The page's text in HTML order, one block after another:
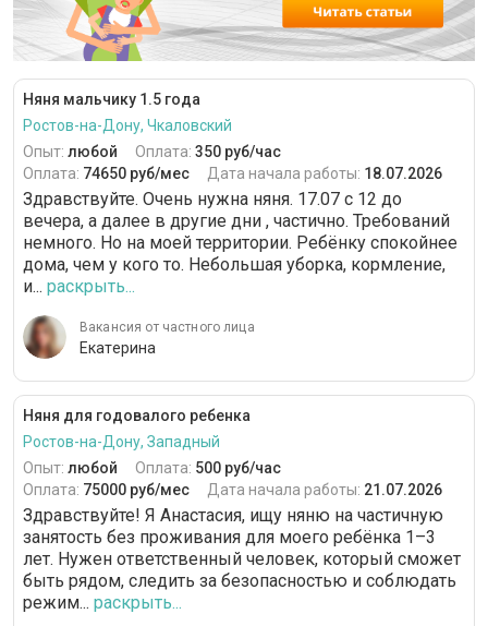
Няня мальчику 1.5 года
Ростов-на-Дону, Чкаловский
Опыт: любой Оплата: 350 руб/час
Оплата: 74650 руб/мес Дата начала работы: 18.07.2026
Здравствуйте. Очень нужна няня. 17.07 с 12 до
вечера, а далее в другие дни , частично. Требований
немного. Но на моей территории. Ребёнку спокойнее
дома, чем у кого то. Небольшая уборка, кормление,
и... раскрыть...
Вакансия от частного лица
Екатерина
Няня для годовалого ребенка
Ростов-на-Дону, Западный
Опыт: любой Оплата: 500 руб/час
Оплата: 75000 руб/мес Дата начала работы: 21.07.2026
Здравствуйте! Я Анастасия, ищу няню на частичную
занятость без проживания для моего ребёнка 1–3
лет. Нужен ответственный человек, который сможет
быть рядом, следить за безопасностью и соблюдать
режим... раскрыть...